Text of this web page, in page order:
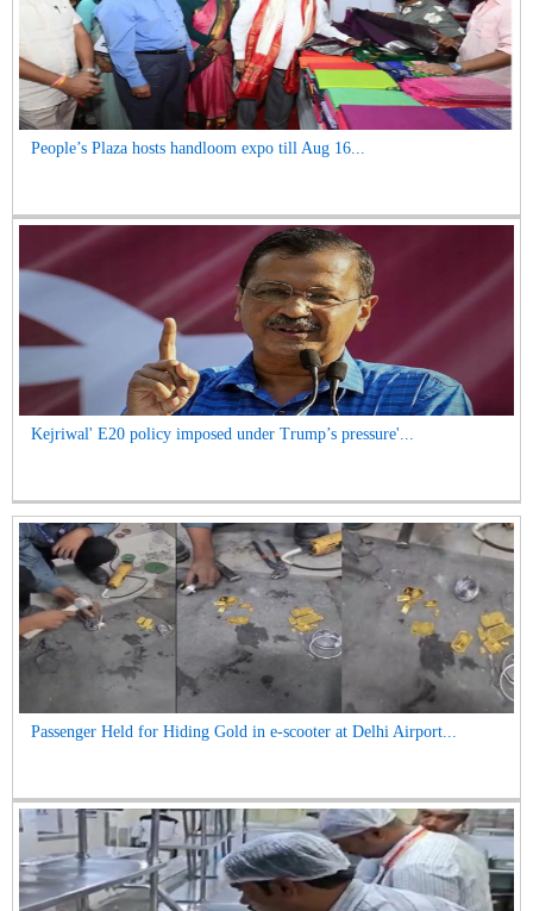
People’s Plaza hosts handloom expo till Aug 16...
Kejriwal' E20 policy imposed under Trump’s pressure'...
Passenger Held for Hiding Gold in e-scooter at Delhi Airport...